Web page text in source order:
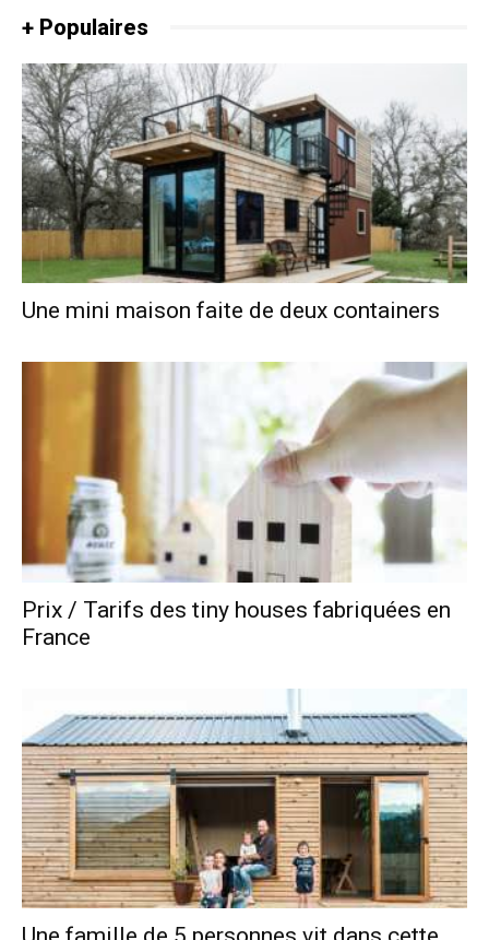
+ Populaires
Une mini maison faite de deux containers
Prix / Tarifs des tiny houses fabriquées en
France